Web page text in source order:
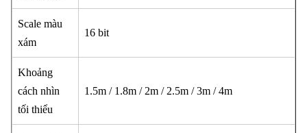
Scale màu
xám
16 bit
Khoảng
cách nhìn
tối thiểu
1.5m / 1.8m / 2m / 2.5m / 3m / 4m